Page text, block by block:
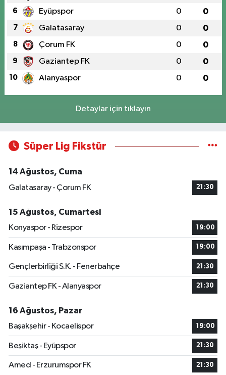
6 Eyüpspor 0 0
7 Galatasaray 0 0
8 Çorum FK 0 0
9 Gaziantep FK 0 0
10 Alanyaspor 0 0
Detaylar için tıklayın
Süper Lig Fikstür
14 Ağustos, Cuma
Galatasaray - Çorum FK
21:30
15 Ağustos, Cumartesi
Konyaspor - Rizespor
19:00
Kasımpaşa - Trabzonspor 19:00
Gençlerbirliği S.K. - Fenerbahçe 21:30
Gaziantep FK - Alanyaspor 21:30
16 Ağustos, Pazar
Başakşehir - Kocaelispor
19:00
Beşiktaş - Eyüpspor 21:30
Amed - Erzurumspor FK 21:30